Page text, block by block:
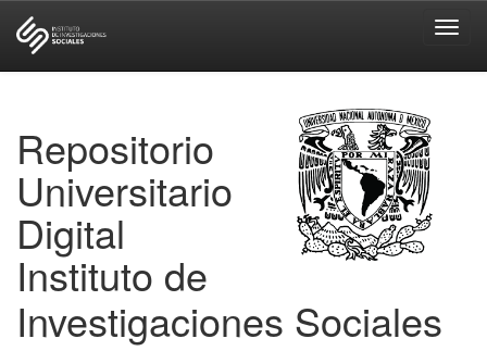
Repositorio
Universitario
Digital
Instituto de
Investigaciones Sociales